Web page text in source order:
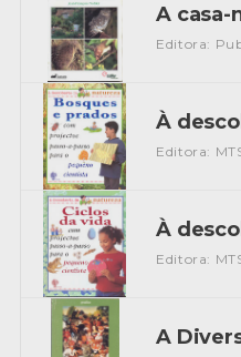
A casa-
Editora:
À
Editora:
À
Editora:
A